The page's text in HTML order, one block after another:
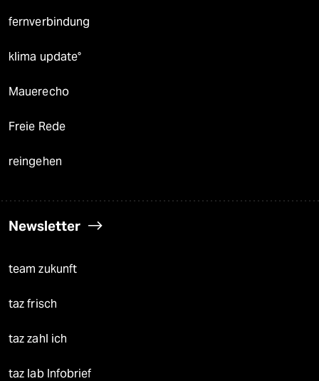
fernverbindung
klima update°
Mauerecho
Freie Rede
reingehen
Newsletter
team zukunft
taz frisch
taz zahl ich
taz lab Infobrief